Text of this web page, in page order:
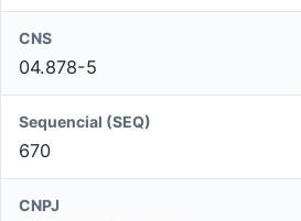
CNS
04.878-5
Sequencial (SEQ)
670
CNPJ